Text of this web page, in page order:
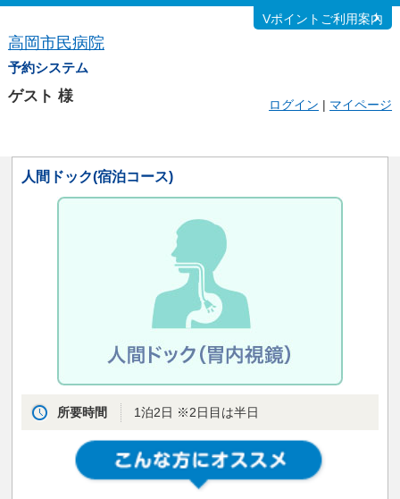
高岡市民病院
予約システム
Vポイントご利用案内
ゲスト 様 ログイン | マイページ
人間ドック(宿泊コース)
所要時間 1泊2日 ※2日目は半日